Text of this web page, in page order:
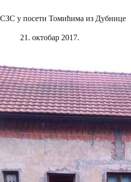
СЗС у посети Томићима из Дубнице
21. октобар 2017.